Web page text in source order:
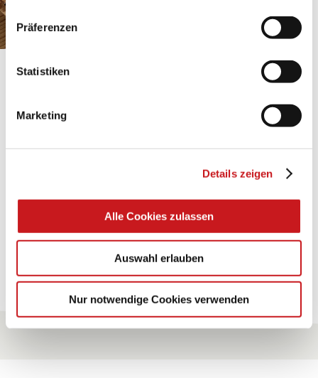
personenbezogene Daten verarbeiten. Hier geht’s zum
Impressum.
Präferenzen
Statistiken
Marketing
Details zeigen
Alle Cookies zulassen
Auswahl erlauben
Nur notwendige Cookies verwenden
unübertroffen in der Wirkung. Probieren Sie es aus.
Zum Tipp
Zu allen Tipps